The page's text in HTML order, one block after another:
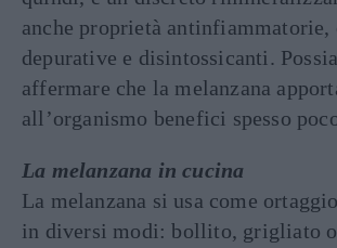
anche proprietà antinfiammatorie,
depurative e disintossicanti.
affermare che la melanzana
all’organismo benefici spesso
La melanzana in cucina
La melanzana si usa come
in diversi modi: bollito, grigliato